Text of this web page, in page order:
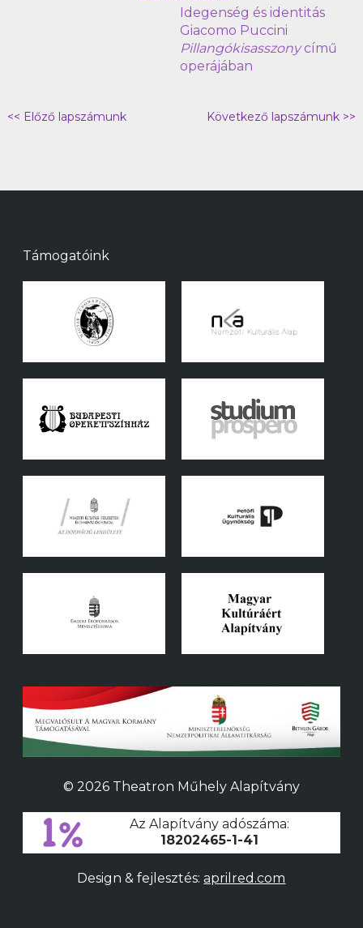
Idegenség és identitás
Giacomo Puccini
Pillangókisasszonycímű
operájában
<< Előző lapszámunk Következő lapszámunk >>
Támogatóink
© 2026 Theatron Műhely Alapítvány
Az Alapítvány adószáma:
18202465-1-41
Design & fejlesztés:aprilred.com